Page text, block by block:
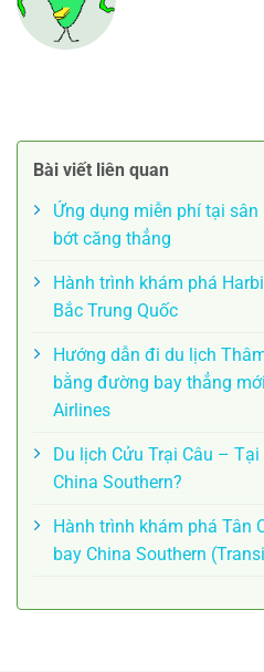
Bài viết liên quan
Ứng dụng miễn phí tại
bớt căng thẳng
Hành trình khám phá
Bắc Trung Quốc
Hướng dẫn đi du lịch
bằng đường bay thẳng
Airlines
Du lịch Cửu Trại Câu –
China Southern?
Hành trình khám phá Tân
bay China Southern